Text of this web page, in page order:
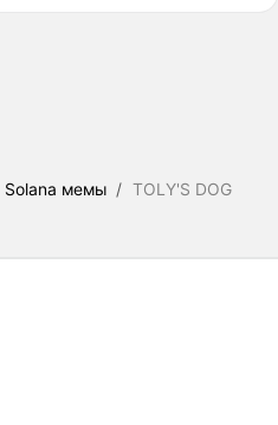
Solana мемы / TOLY'S DOG